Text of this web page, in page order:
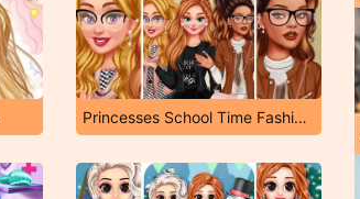
Princesses School Time Fashionistas